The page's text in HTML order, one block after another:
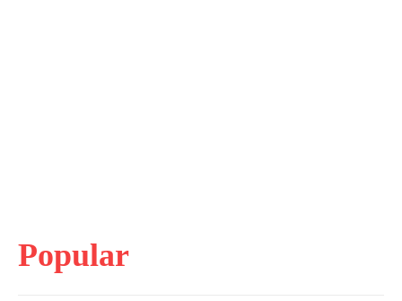
Popular